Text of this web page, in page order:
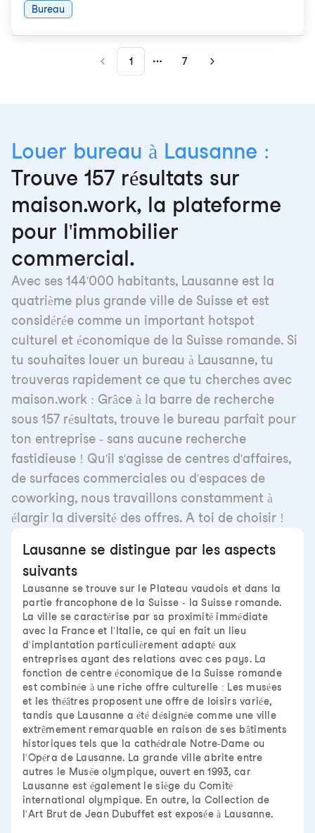
Bureau
1
More pages
7
Louer bureau à Lausanne :
Trouve 157 résultats sur
maison.work, la plateforme
pour l'immobilier
commercial.
Avec ses 144'000 habitants, Lausanne est la
quatrième plus grande ville de Suisse et est
considérée comme un important hotspot
culturel et économique de la Suisse romande. Si
tu souhaites louer un bureau à Lausanne, tu
trouveras rapidement ce que tu cherches avec
maison.work : Grâce à la barre de recherche
sous 157 résultats, trouve le bureau parfait pour
ton entreprise - sans aucune recherche
fastidieuse ! Qu'il s'agisse de centres d'affaires,
de surfaces commerciales ou d'espaces de
coworking, nous travaillons constamment à
élargir la diversité des offres. A toi de choisir !
Lausanne se distingue par les aspects
suivants
Lausanne se trouve sur le Plateau vaudois et dans la
partie francophone de la Suisse - la Suisse romande.
La ville se caractérise par sa proximité immédiate
avec la France et l'Italie, ce qui en fait un lieu
d'implantation particulièrement adapté aux
entreprises ayant des relations avec ces pays. La
fonction de centre économique de la Suisse romande
est combinée à une riche offre culturelle : Les musées
et les théâtres proposent une offre de loisirs variée,
tandis que Lausanne a été désignée comme une ville
extrêmement remarquable en raison de ses bâtiments
historiques tels que la cathédrale Notre-Dame ou
l'Opéra de Lausanne. La grande ville abrite entre
autres le Musée olympique, ouvert en 1993, car
Lausanne est également le siège du Comité
international olympique. En outre, la Collection de
l'Art Brut de Jean Dubuffet est exposée à Lausanne.